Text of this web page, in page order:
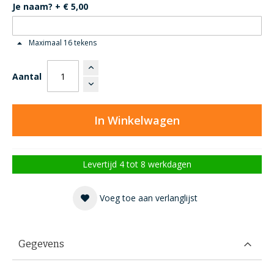
Je naam? + € 5,00
Maximaal 16 tekens
Aantal
In Winkelwagen
Levertijd 4 tot 8 werkdagen
Voeg toe aan verlanglijst
Gegevens